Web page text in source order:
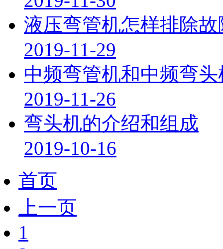
液压弯管机怎样排除故
2019-11-29
中频弯管机和中频弯
2019-11-26
弯头机的介绍和组成
2019-10-16
首页
上一页
1